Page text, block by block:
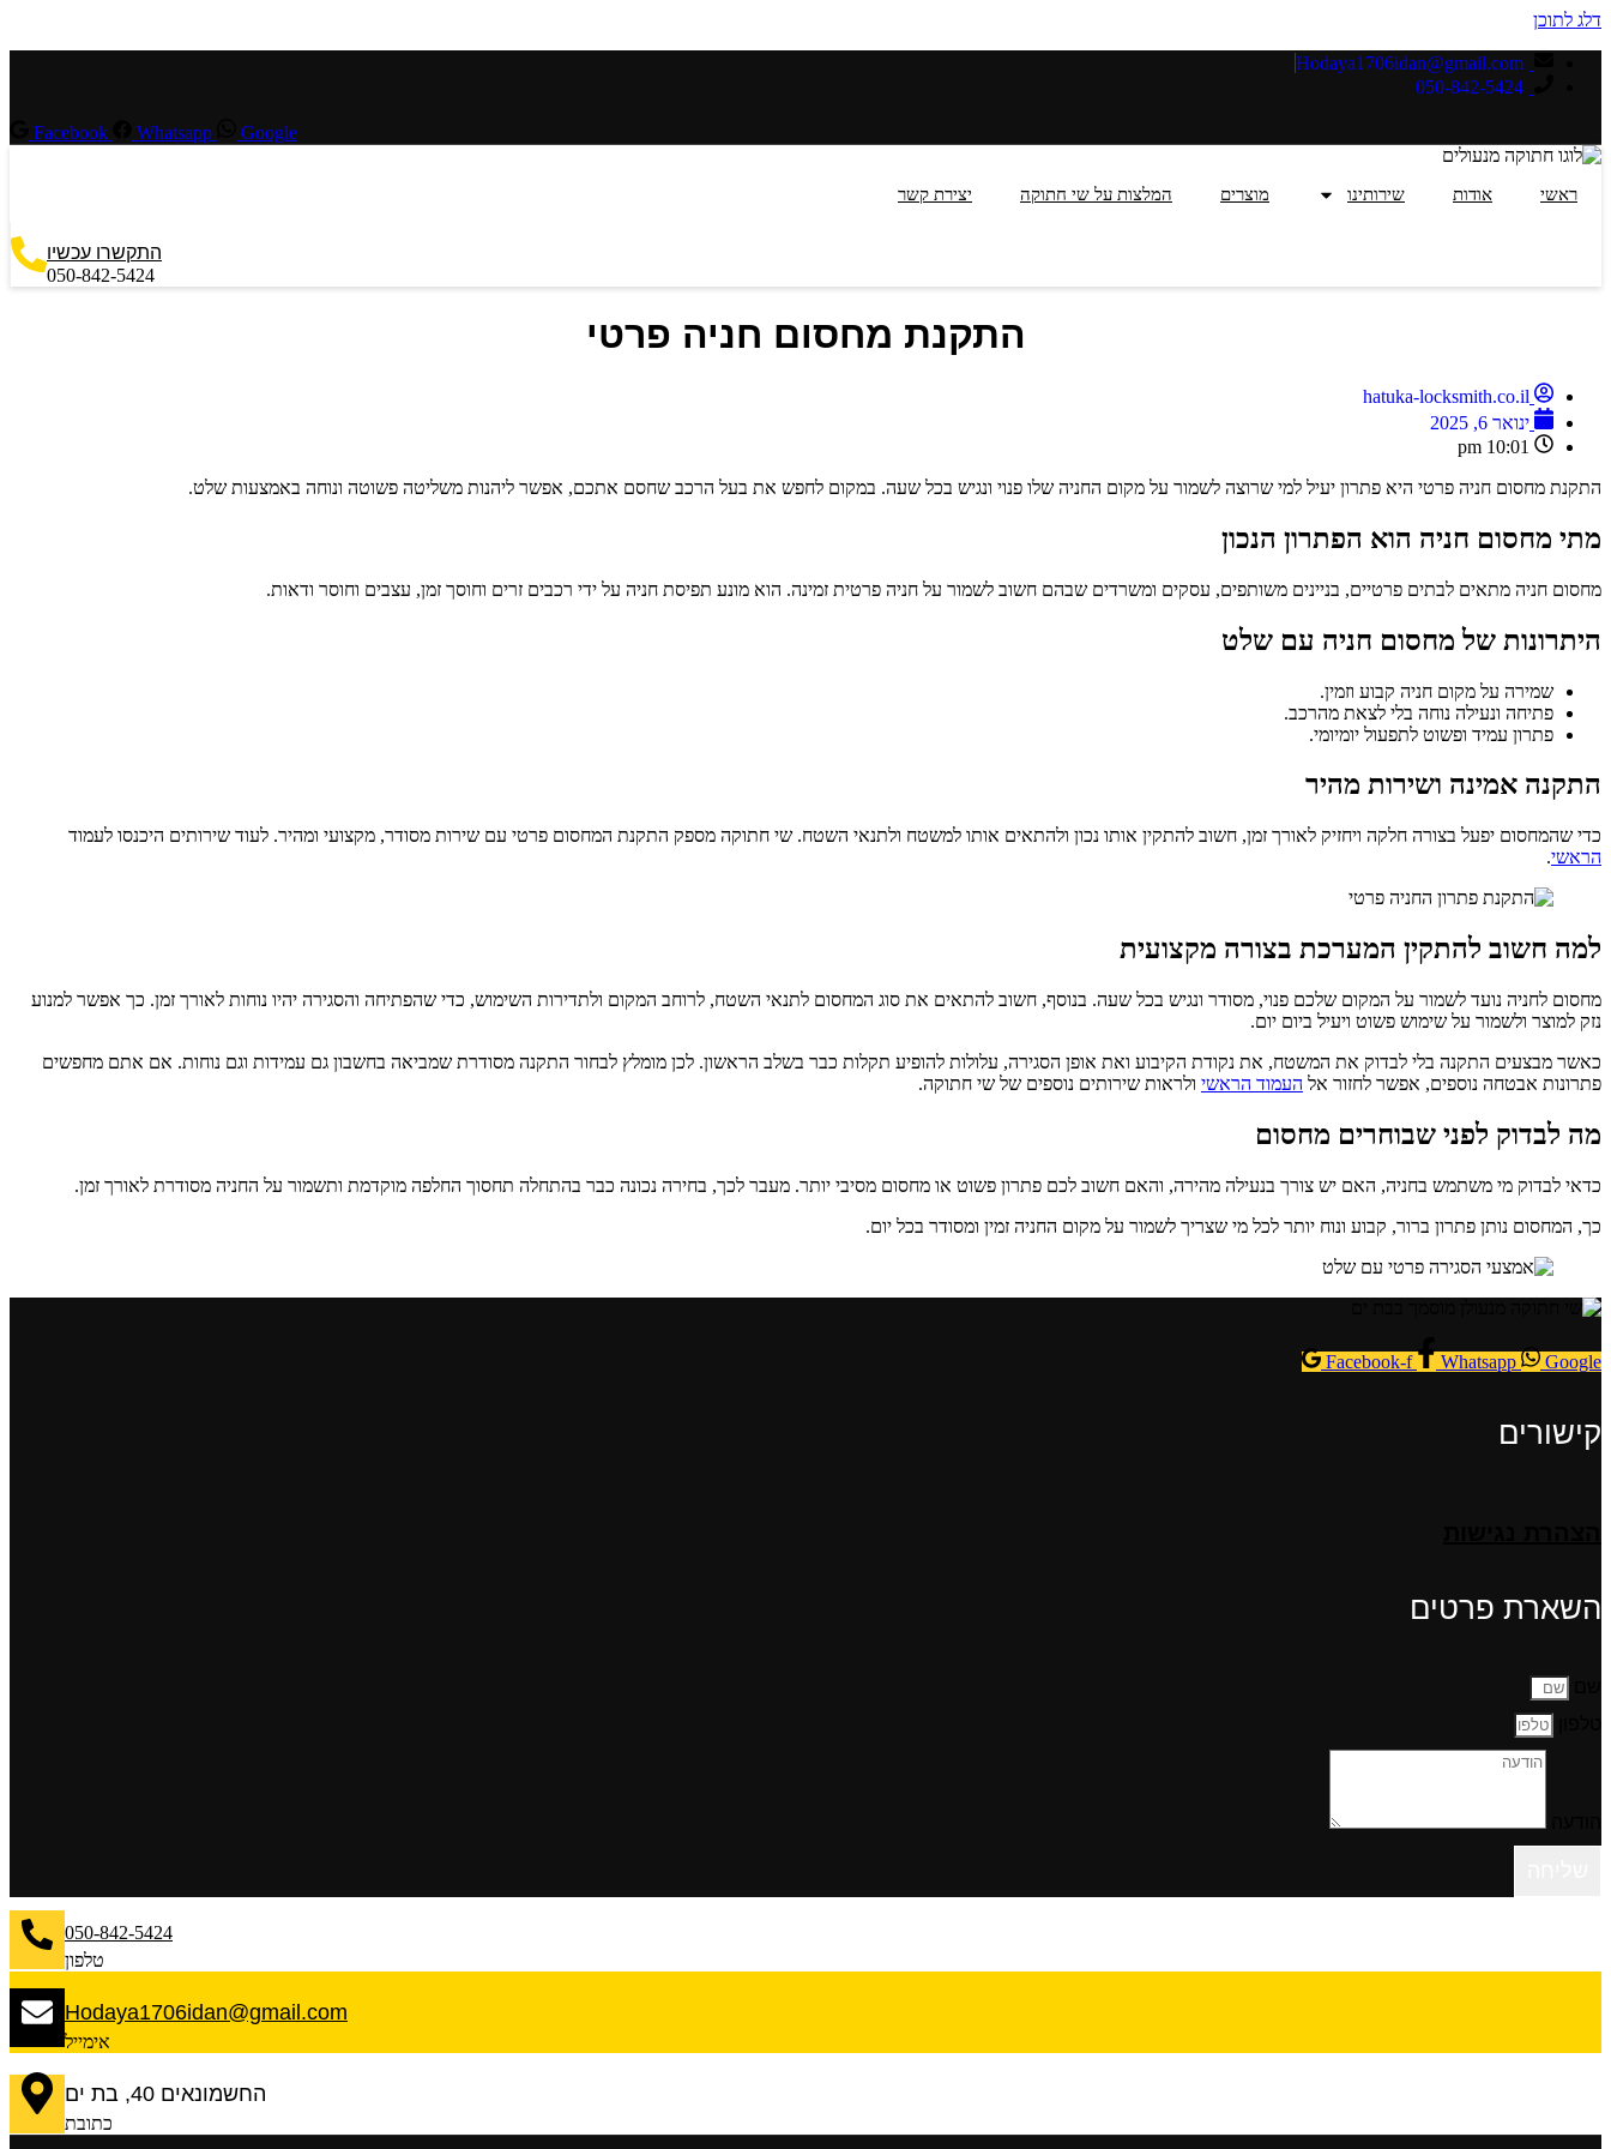
דלג לתוכן
Hodaya1706idan@gmail.com
050-842-5424
Facebook Whatsapp Google
ראשי אודות שירותינו מוצרים המלצות על שי חתוקה יצירת קשר
התקשרו עכשיו
050-842-5424
התקנת מחסום חניה פרטי
hatuka-locksmith.co.il
ינואר 6, 2025
10:01 pm
התקנת מחסום חניה פרטי היא פתרון יעיל למי שרוצה לשמור על מקום החניה שלו פנוי ונגיש בכל שעה. במקום לחפש את בעל הרכב שחסם אתכם, אפשר ליהנות משליטה פשוטה ונוחה באמצעות שלט.
מתי מחסום חניה הוא הפתרון הנכון
מחסום חניה מתאים לבתים פרטיים, בניינים משותפים, עסקים ומשרדים שבהם חשוב לשמור על חניה פרטית זמינה. הוא מונע תפיסת חניה על ידי רכבים זרים וחוסך זמן, עצבים וחוסר ודאות.
היתרונות של מחסום חניה עם שלט
שמירה על מקום חניה קבוע וזמין.
פתיחה ונעילה נוחה בלי לצאת מהרכב.
פתרון עמיד ופשוט לתפעול יומיומי.
התקנה אמינה ושירות מהיר
כדי שהמחסום יפעל בצורה חלקה ויחזיק לאורך זמן, חשוב להתקין אותו נכון ולהתאים אותו למשטח ולתנאי השטח. שי חתוקה מספק התקנת המחסום פרטי עם שירות מסודר, מקצועי ומהיר. לעוד שירותים היכנסו לעמוד
הראשי.
למה חשוב להתקין המערכת בצורה מקצועית
מחסום לחניה נועד לשמור על המקום שלכם פנוי, מסודר ונגיש בכל שעה. בנוסף, חשוב להתאים את סוג המחסום לתנאי השטח, לרוחב המקום ולתדירות השימוש, כדי שהפתיחה והסגירה יהיו נוחות לאורך זמן. כך אפשר למנוע
נזק למוצר ולשמור על שימוש פשוט ויעיל ביום יום.
כאשר מבצעים התקנה בלי לבדוק את המשטח, את נקודת הקיבוע ואת אופן הסגירה, עלולות להופיע תקלות כבר בשלב הראשון. לכן מומלץ לבחור התקנה מסודרת שמביאה בחשבון גם עמידות וגם נוחות. אם אתם מחפשים
פתרונות אבטחה נוספים, אפשר לחזור אל העמוד הראשי ולראות שירותים נוספים של שי חתוקה.
מה לבדוק לפני שבוחרים מחסום
כדאי לבדוק מי משתמש בחניה, האם יש צורך בנעילה מהירה, והאם חשוב לכם פתרון פשוט או מחסום מסיבי יותר. מעבר לכך, בחירה נכונה כבר בהתחלה תחסוך החלפה מוקדמת ותשמור על החניה מסודרת לאורך זמן.
כך, המחסום נותן פתרון ברור, קבוע ונוח יותר לכל מי שצריך לשמור על מקום החניה זמין ומסודר בכל יום.
Facebook-f Whatsapp Google
קישורים
השארת פרטים
050-842-5424
טלפון
Hodaya1706idan@gmail.com
אימייל
החשמונאים 40, בת ים
כתובת